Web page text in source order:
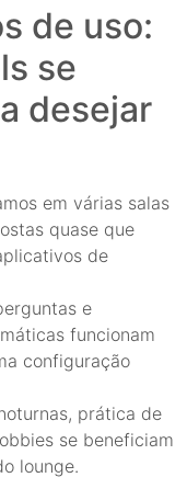
de uso:
se
desejar
em várias salas
quase que
de
e
funcionam
configuração
prática de
se beneficiam
lounge.